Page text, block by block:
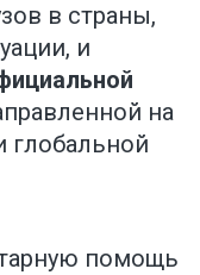
в страны,
и
на
глобальной
помощь